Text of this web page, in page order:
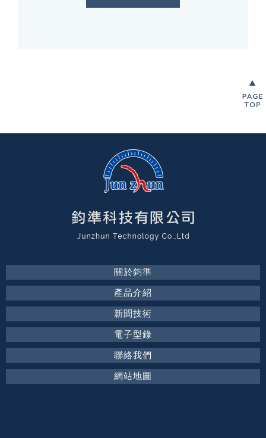
關於鈞準
產品介紹
新聞技術
電子型錄
聯絡我們
網站地圖